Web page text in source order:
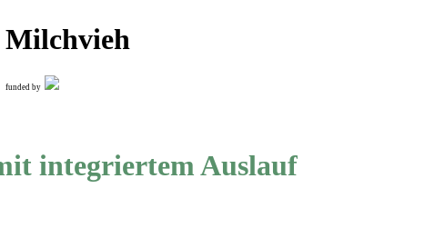
Milchvieh
funded by
integriertem Auslauf